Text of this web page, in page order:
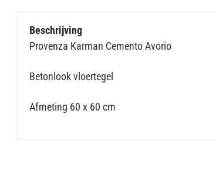
Beschrijving
Provenza Karman Cemento Avorio
Betonlook vloertegel
Afmeting 60 x 60 cm